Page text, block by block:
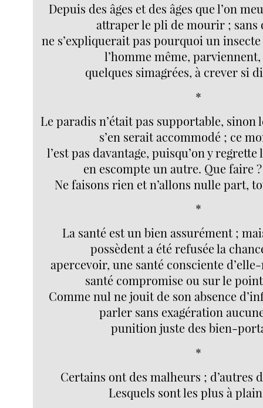
Depuis des âges et des âges que l’on
attraper le pli de mourir ; sans
ne s’expliquerait pas pourquoi un
l’homme même,
quelques simagrées, à crever si
*
Le paradis n’était pas supportable, sinon
s’en serait accommodé ; ce
l’est pas davantage, puisqu’on y regrette
en escompte un autre. Que faire
Ne faisons rien et n’allons nulle part,
*
La santé est un bien assurément ;
possèdent a été refusée la
apercevoir, une santé consciente
santé compromise ou sur le
Comme nul ne jouit de son absence
parler sans exagération
punition juste des bien-
*
Certains ont des malheurs ; d’autres
Lesquels sont les plus à